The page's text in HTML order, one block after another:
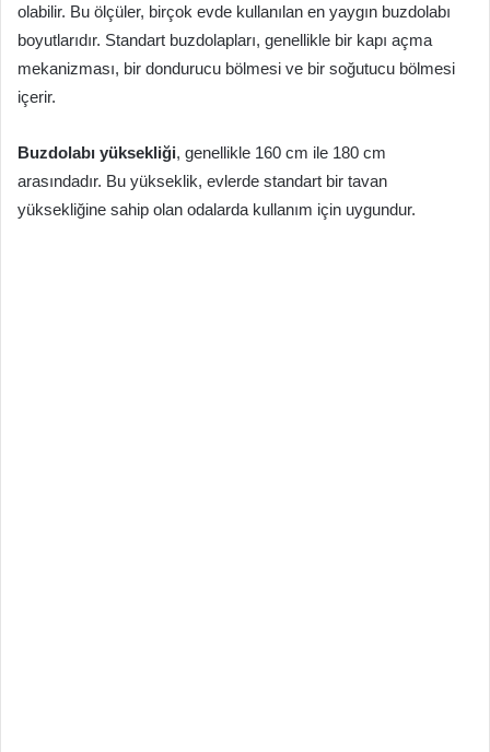
olabilir. Bu ölçüler, birçok evde kullanılan en yaygın buzdolabı
boyutlarıdır. Standart buzdolapları, genellikle bir kapı açma
mekanizması, bir dondurucu bölmesi ve bir soğutucu bölmesi
içerir.
Buzdolabı yüksekliği, genellikle 160 cm ile 180 cm
arasındadır. Bu yükseklik, evlerde standart bir tavan
yüksekliğine sahip olan odalarda kullanım için uygundur.